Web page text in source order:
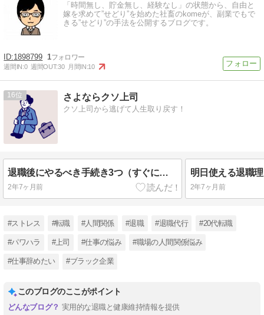
「時間無し、貯金無し、経験なし」の状態から、自由と
嫁を求めて”せどり”を始めた社畜のkomeが、副業でもで
きる”せどり”の手法を公開するブログです。
1898799 1
週間IN:0 週間OUT:30 月間IN:10
16 さよならクソ上司
クソ上司から逃げて人生取り戻す！
退職後にやるべき手続き3つ（すぐに転職しない場合）
2年7ヶ月前
明日使える退職
2年7ヶ月前
#ストレス #転職 #人間関係 #退職 #退職代行 #20代転職
#パワハラ #上司 #仕事の悩み #職場の人間関係悩み
#仕事辞めたい #ブラック企業
このブログのここがポイント
実用的な退職と健康維持情報を提供